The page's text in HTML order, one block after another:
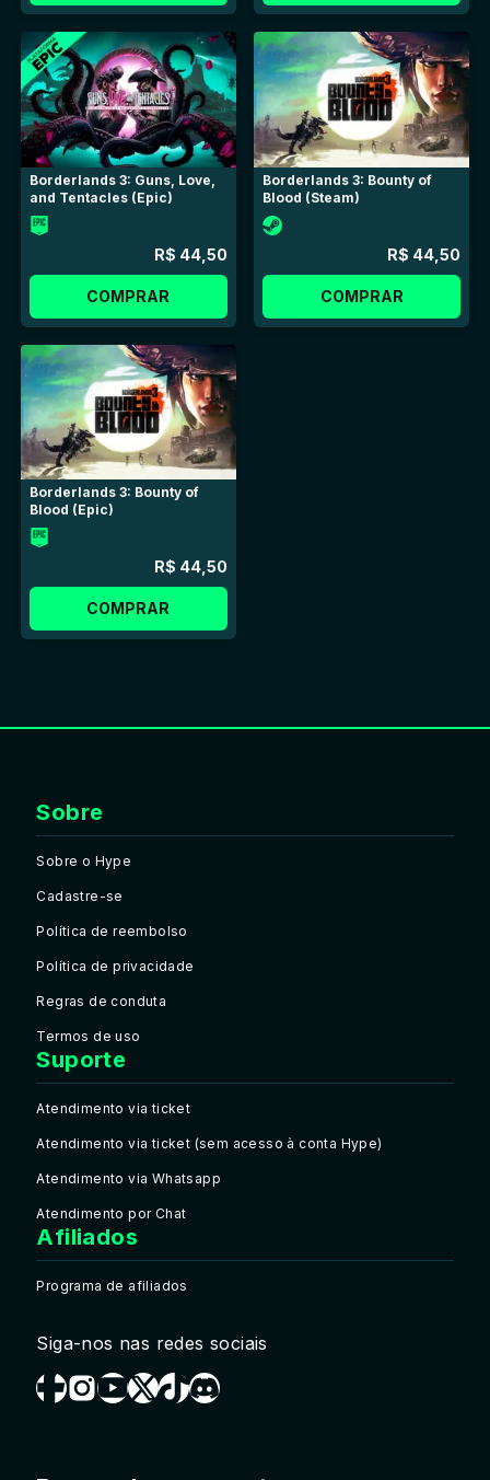
Borderlands 3: Guns, Love,
and Tentacles (Epic)
R$ 44,50
COMPRAR
Borderlands 3: Bounty of
Blood (Steam)
R$ 44,50
COMPRAR
Borderlands 3: Bounty of
Blood (Epic)
R$ 44,50
COMPRAR
Sobre
Sobre o Hype
Cadastre-se
Política de reembolso
Política de privacidade
Regras de conduta
Termos de uso
Suporte
Atendimento via ticket
Atendimento via ticket (sem acesso à conta Hype)
Atendimento via Whatsapp
Atendimento por Chat
Afiliados
Programa de afiliados
Siga-nos nas redes sociais